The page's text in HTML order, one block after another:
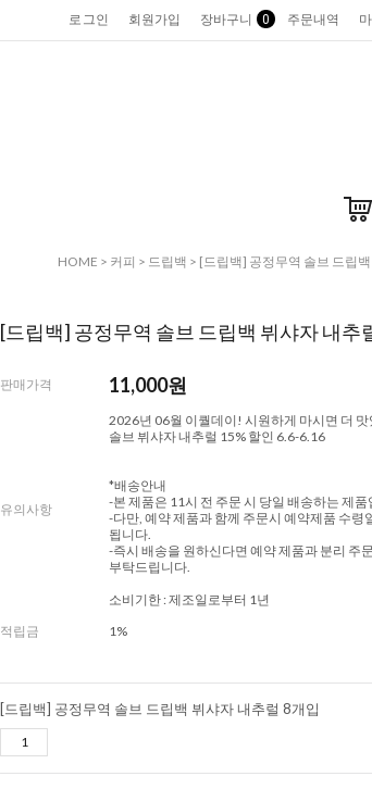
로그인 회원가입 장바구니 0 주문내역
HOME > 커피 > 드립백 > [드립백] 공정무역 솔브 드립
[드립백] 공정무역 솔브 드립백 뷔샤자 내추
판매가격 11,000원
유의사항
2026년 06월 이퀄데이! 시원하게 마시면 더 맛
솔브 뷔샤자 내추럴 15% 할인 6.6-6.16
*배송안내
-본 제품은 11시 전 주문 시 당일 배송하는 제품
-다만, 예약 제품과 함께 주문시 예약제품 수령
됩니다.
-즉시 배송을 원하신다면 예약 제품과 분리 주
부탁드립니다.
소비기한 : 제조일로부터 1년
적립금
1%
[드립백] 공정무역 솔브 드립백 뷔샤자 내추럴 8개입